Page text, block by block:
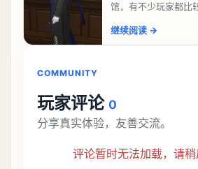
馆，有不少玩家都比
机关枪攻略。异环咖
继续阅读 →
COMMUNITY
玩家评论 0
分享真实体验，友善交流。
评论暂时无法加载，请稍